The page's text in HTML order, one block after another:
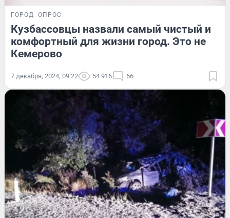
ГОРОД ОПРОС
Кузбассовцы назвали самый чистый и
комфортный для жизни город. Это не
Кемерово
7 декабря, 2024, 09:22 54 916 56